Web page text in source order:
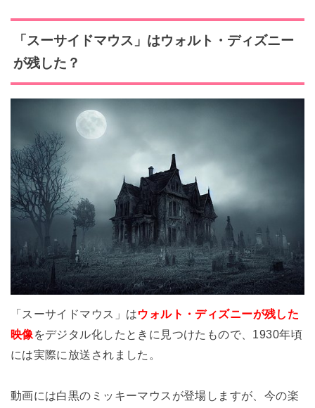
「スーサイドマウス」はウォルト・ディズニー
が残した？
「スーサイドマウス」はウォルト・ディズニーが残した
映像 をデジタル化したときに見つけたもので、1930年頃
には実際に放送されました。
動画には白黒のミッキーマウスが登場しますが、今の楽